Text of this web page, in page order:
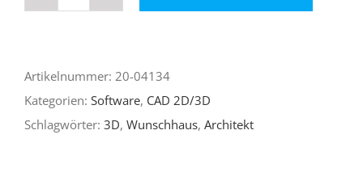
Wohnungs-
Edition
Menge
Artikelnummer: 20-04134
Kategorien: Software, CAD 2D/3D
Schlagwörter: 3D, Wunschhaus, Architekt